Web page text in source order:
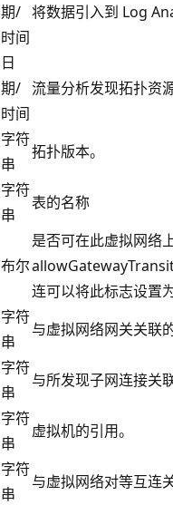
期/
时间
将数据引入到 Log
日
期/
时间
流量分析发现拓扑资
字符
串
拓扑版本。
字符
串
表的名称
布尔
是否可在此虚拟网络
连可以将此标志设置
字符
串
与虚拟网络网关关联
字符
串
与所发现子网连接关
字符
串
虚拟机的引用。
字符
串
与虚拟网络对等互连